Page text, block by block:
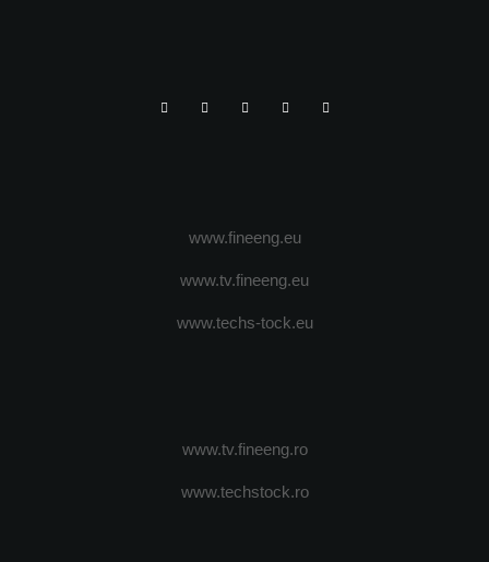
www.fineeng.eu
www.tv.fineeng.eu
www.techs-tock.eu
www.tv.fineeng.ro
www.techstock.ro